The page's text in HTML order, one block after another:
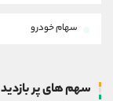
سهام خودرو
سهم های پر بازدید